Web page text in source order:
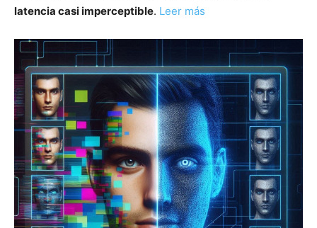
latencia casi imperceptible. Leer más